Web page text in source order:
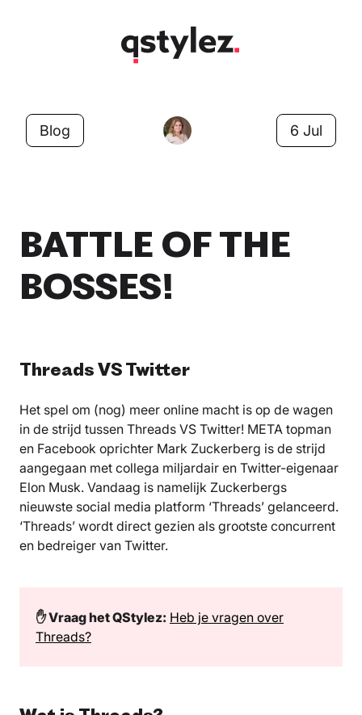
Blog 6 Jul
BATTLE OF THE
BOSSES!
Threads VS Twitter
Het spel om (nog) meer online macht is op de wagen
in de strijd tussen Threads VS Twitter! META topman
en Facebook oprichter Mark Zuckerberg is de strijd
aangegaan met collega miljardair en Twitter-eigenaar
Elon Musk. Vandaag is namelijk Zuckerbergs
nieuwste social media platform ‘Threads’ gelanceerd.
‘Threads’ wordt direct gezien als grootste concurrent
en bedreiger van Twitter.
✋ Vraag het QStylez: Heb je vragen over
Threads?